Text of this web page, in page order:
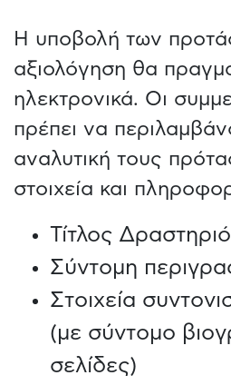
Η υποβολή των
αξιολόγηση θα
ηλεκτρονικά. Οι
πρέπει να
αναλυτική τους
στοιχεία και
Τίτλος
Σύντομη
Στοιχεία
(με σύντομο
σελίδες)